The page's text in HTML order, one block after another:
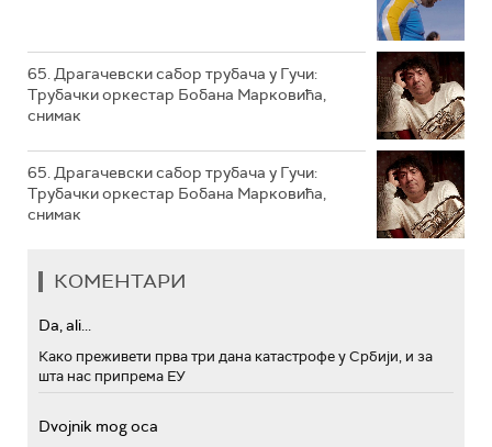
65. Драгачевски сабор трубача у Гучи:
Трубачки оркестар Бобана Марковића,
снимак
65. Драгачевски сабор трубача у Гучи:
Трубачки оркестар Бобана Марковића,
снимак
КОМЕНТАРИ
Da, ali...
Како преживети прва три дана катастрофе у Србији, и за
шта нас припрема ЕУ
Dvojnik mog oca